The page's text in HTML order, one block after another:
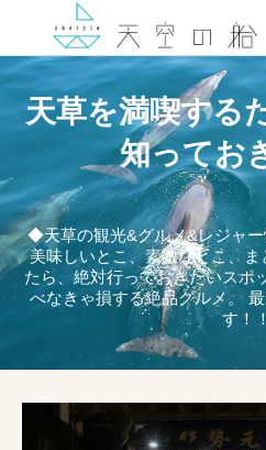
天空の
ホテル
天ノ
記事一
コンテ
天草を満喫する
知ってお
◆天草の観光&グルメ&レジャ
美味しいとこ、素敵なとこ、
たら、絶対行っておきたいスポ
べなきゃ損する絶品グルメ。
す！！